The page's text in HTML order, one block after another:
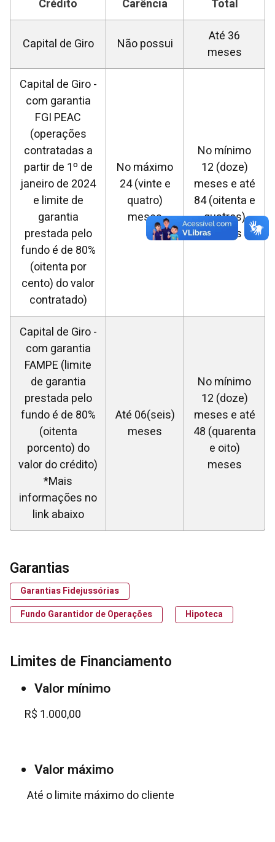
Crédito
Carência Total
Capital de Giro Não possui
Até 36
meses
Capital de Giro -
com garantia
FGI PEAC
(operações
contratadas a
partir de 1º de
janeiro de 2024
e limite de
garantia
prestada pelo
fundo é de 80%
(oitenta por
cento) do valor
contratado)
No máximo
24 (vinte e
quatro)
meses
No mínimo
12 (doze)
meses e até
84 (oitenta e
quatros)
meses
Capital de Giro -
com garantia
FAMPE (limite
de garantia
prestada pelo
fundo é de 80%
(oitenta
porcento) do
valor do crédito)
*Mais
informações no
link abaixo
Até 06(seis)
meses
No mínimo
12 (doze)
meses e até
48 (quarenta
e oito)
meses
Garantias
Garantias Fidejussórias
Fundo Garantidor de Operações
Hipoteca
Limites de Financiamento
Valor mínimo
R$ 1.000,00
Valor máximo
Até o limite máximo do cliente